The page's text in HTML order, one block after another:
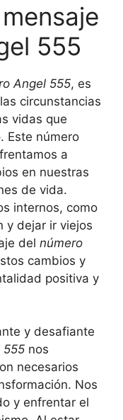
555
Angel 555, es
circunstancias
vidas que
Este número
a
en nuestras
de vida.
internos, como
y dejar ir viejos
del número
cambios y
positiva y
y desafiante
555 nos
necesarios
Nos
y enfrentar el